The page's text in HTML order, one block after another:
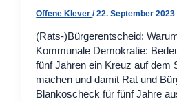
Offene Klever/22. September 2023
(Rats-)Bürgerentscheid:
Kommunale Demokratie:
fünf Jahren ein Kreuz auf dem
machen und damit Rat und
Blankoscheck für fünf Jahre